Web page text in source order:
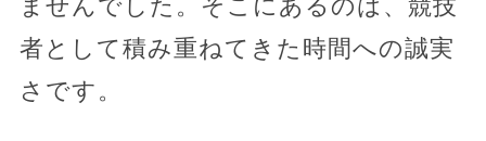
ませんでした。そこにあるのは、競技
者として積み重ねてきた時間への誠実
さです。